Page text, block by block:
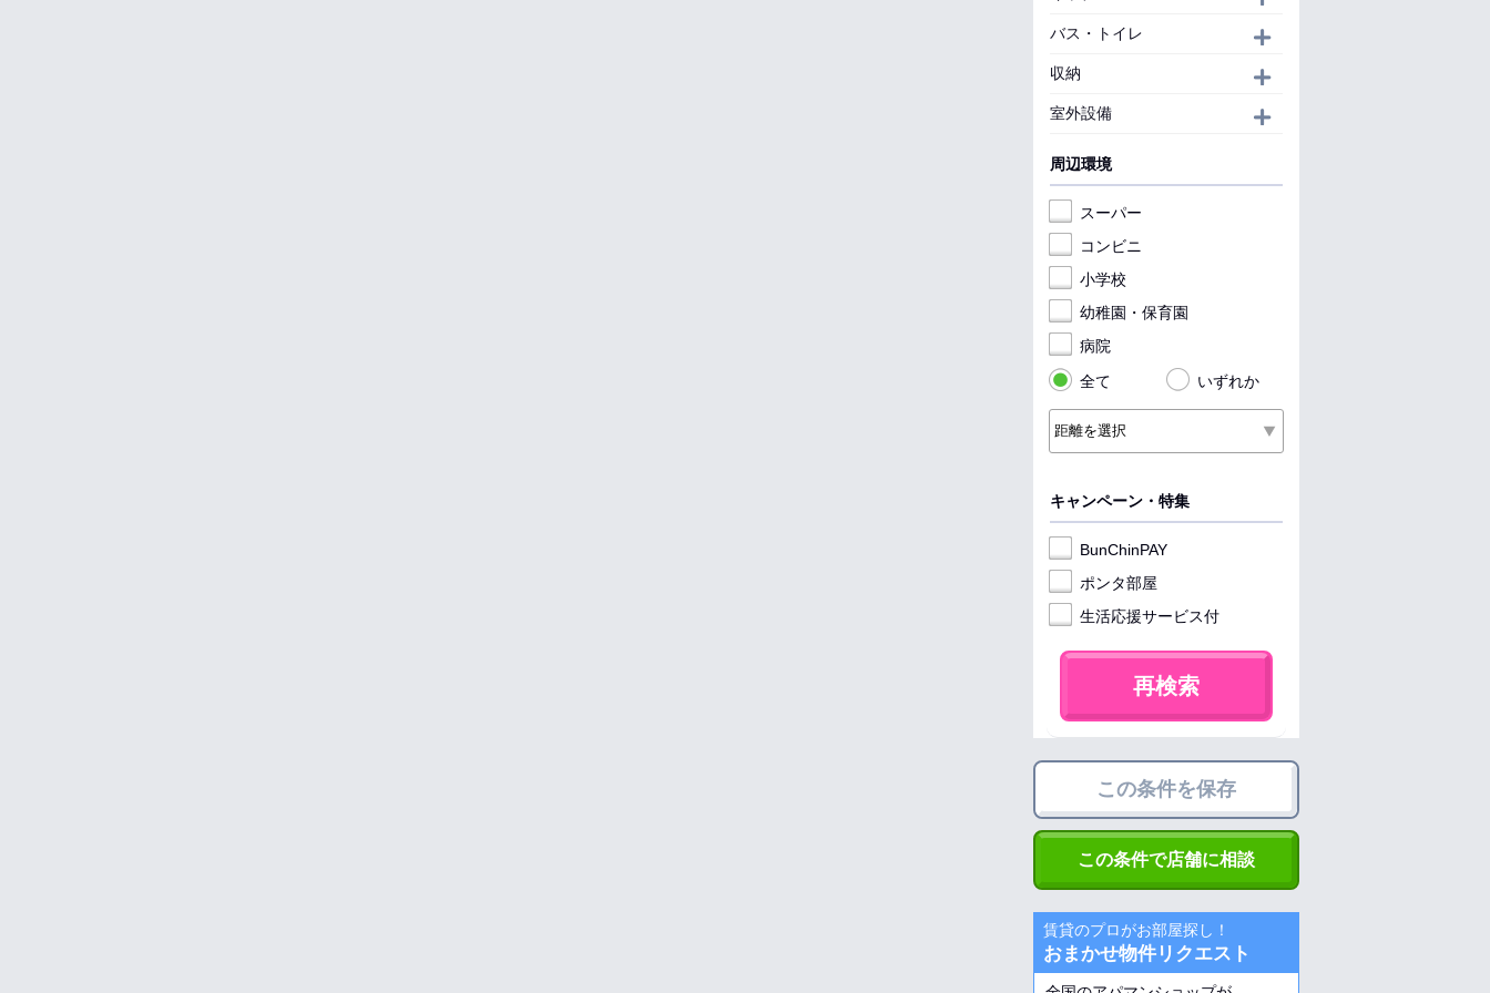
バス・トイレ
収納
室外設備
周辺環境
スーパー
コンビニ
小学校
幼稚園・保育園
病院
全て
いずれか
キャンペーン・特集
BunChinPAY
ポンタ部屋
生活応援サービス付
再検索
この条件を保存
この条件で店舗に相談
賃貸のプロがお部屋探し！
おまかせ物件リクエスト